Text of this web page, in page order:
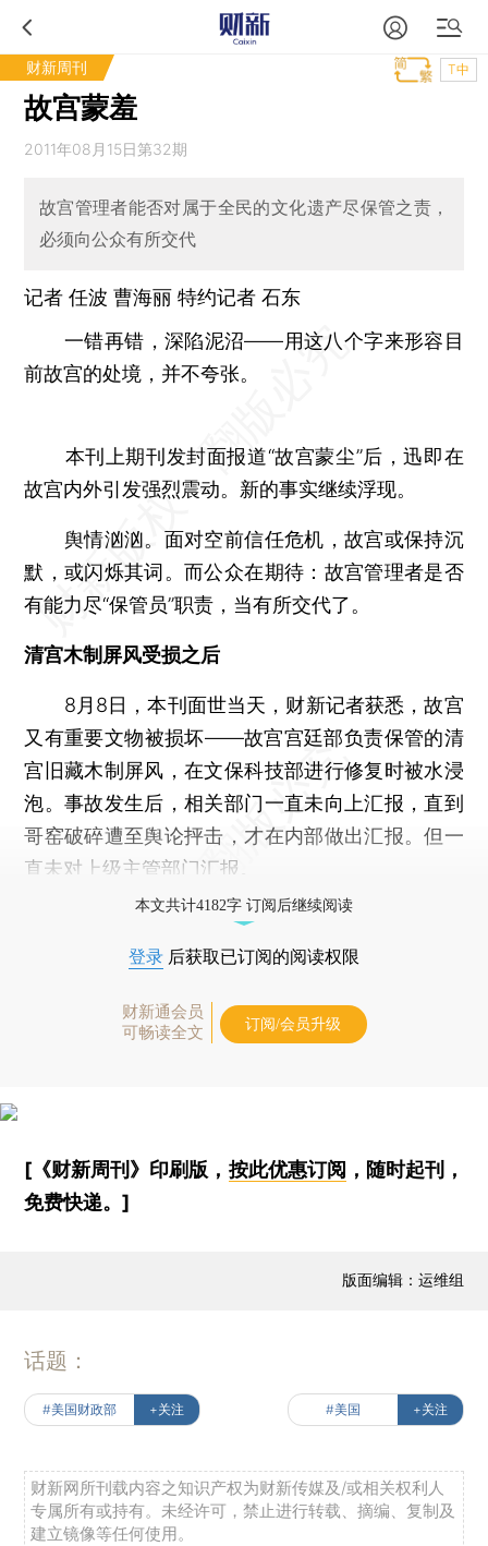
财新周刊 T中
故宫蒙羞
2011年08月15日第32期
故宫管理者能否对属于全民的文化遗产尽保管之责，
必须向公众有所交代
记者任波 曹海丽 特约记者 石东
一错再错，深陷泥沼——用这八个字来形容目
前故宫的处境，并不夸张。
本刊上期刊发封面报道“故宫蒙尘”后，迅即在
故宫内外引发强烈震动。新的事实继续浮现。
舆情汹汹。面对空前信任危机，故宫或保持沉
默，或闪烁其词。而公众在期待：故宫管理者是否
有能力尽“保管员”职责，当有所交代了。
清宫木制屏风受损之后
8月8日，本刊面世当天，财新记者获悉，故宫
又有重要文物被损坏——故宫宫廷部负责保管的清
宫旧藏木制屏风，在文保科技部进行修复时被水浸
泡。事故发生后，相关部门一直未向上汇报，直到
哥窑破碎遭至舆论抨击，才在内部做出汇报。但一
直未对上级主管部门汇报。
本文共计4182字 订阅后继续阅读
登录 后获取已订阅的阅读权限
财新通会员
可畅读全文
订阅/会员升级
[《财新周刊》印刷版， 按此优惠订阅 ，随时起刊，
免费快递。]
版面编辑：运维组
话题：
#美国财政部 +关注 #美国 +关注
财新网所刊载内容之知识产权为财新传媒及/或相关权利人
专属所有或持有。未经许可，禁止进行转载、摘编、复制及
建立镜像等任何使用。